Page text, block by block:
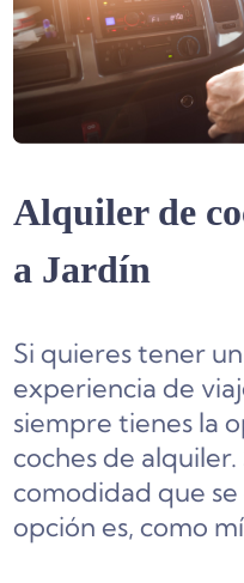
Alquiler de
a Jardín
Si quieres tener
experiencia de
siempre tienes la
coches de
comodidad que
opción es, como